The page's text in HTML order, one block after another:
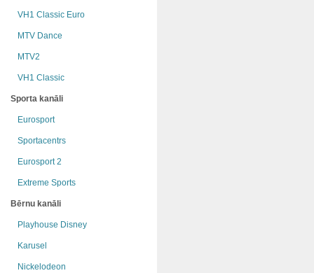
VH1 Classic Euro
MTV Dance
MTV2
VH1 Classic
Sporta kanāli
Eurosport
Sportacentrs
Eurosport 2
Extreme Sports
Bērnu kanāli
Playhouse Disney
Karusel
Nickelodeon